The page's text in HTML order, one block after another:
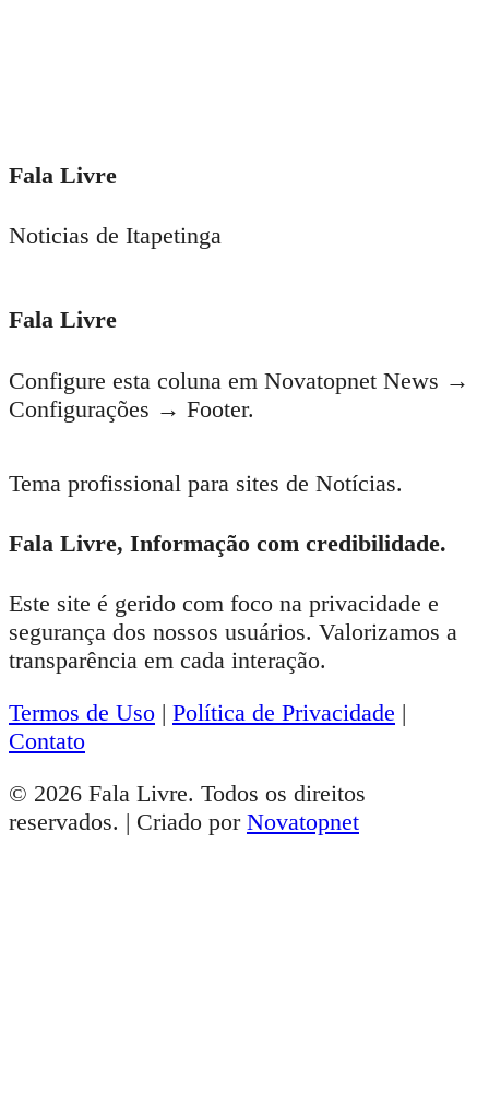
Fala Livre
Noticias de Itapetinga
Fala Livre
Configure esta coluna em Novatopnet News →
Configurações → Footer.
Tema profissional para sites de Notícias.
Fala Livre, Informação com credibilidade.
Este site é gerido com foco na privacidade e
segurança dos nossos usuários. Valorizamos a
transparência em cada interação.
Termos de Uso | Política de Privacidade |
Contato
© 2026 Fala Livre. Todos os direitos
reservados. | Criado por Novatopnet